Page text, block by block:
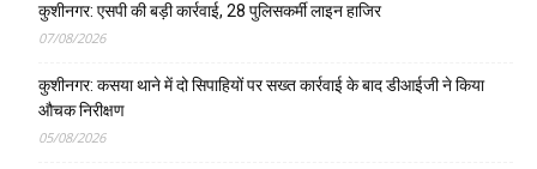
कुशीनगर: एसपी की बड़ी कार्रवाई, 28 पुलिसकर्मी लाइन हाजिर
07/08/2026
कुशीनगर: कसया थाने में दो सिपाहियों पर सख्त कार्रवाई के बाद डीआईजी ने किया
औचक निरीक्षण
05/08/2026